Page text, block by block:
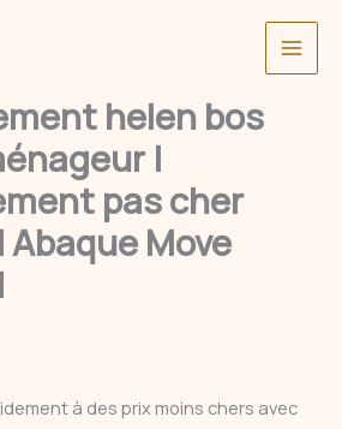
helen bos
|
pas cher
Abaque Move
à des prix moins chers avec